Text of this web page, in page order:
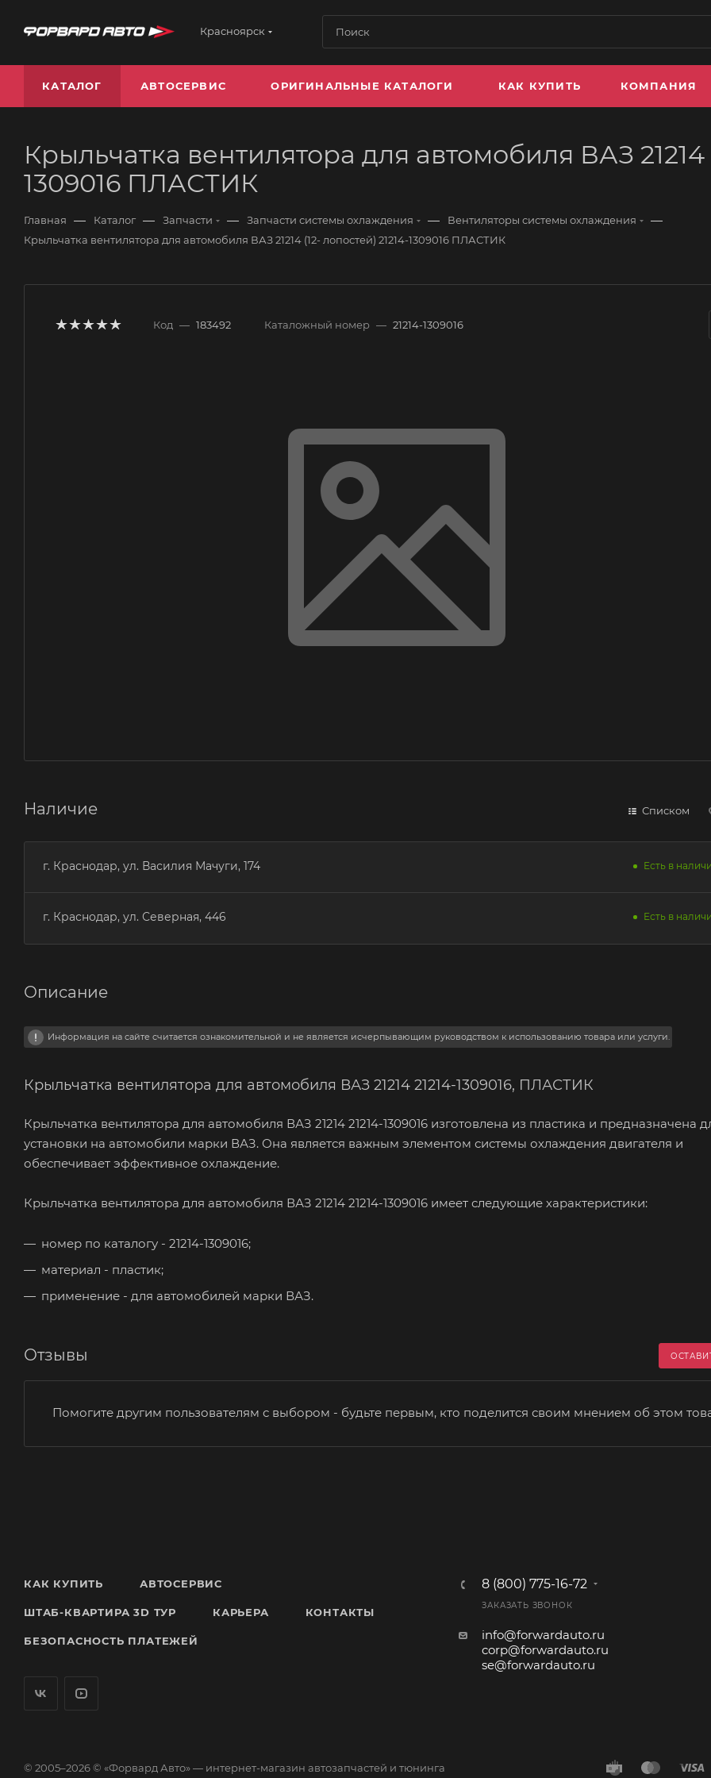
Красноярск
КАТАЛОГ АВТОСЕРВИС ОРИГИНАЛЬНЫЕ КАТАЛОГИ КАК КУПИТЬ КОМПАНИЯ
Крыльчатка вентилятора для автомобиля ВАЗ 21214
1309016 ПЛАСТИК
Главная — Каталог — Запчасти — Запчасти системы охлаждения — Вентиляторы системы охлаждения —
Крыльчатка вентилятора для автомобиля ВАЗ 21214 (12- лопостей) 21214-1309016 ПЛАСТИК
Код — 183492 Каталожный номер — 21214-1309016
Наличие Списком
г. Краснодар, ул. Василия Мачуги, 174 Есть в
г. Краснодар, ул. Северная, 446 Есть в
Описание
Информация на сайте считается ознакомительной и не является исчерпывающим руководством к использованию товара или услуги.
Крыльчатка вентилятора для автомобиля ВАЗ 21214 21214-1309016, ПЛАСТИК
Крыльчатка вентилятора для автомобиля ВАЗ 21214 21214-1309016 изготовлена из пластика и предназначена
установки на автомобили марки ВАЗ. Она является важным элементом системы охлаждения двигателя и
обеспечивает эффективное охлаждение.
Крыльчатка вентилятора для автомобиля ВАЗ 21214 21214-1309016 имеет следующие характеристики:
номер по каталогу - 21214-1309016;
материал - пластик;
применение - для автомобилей марки ВАЗ.
Отзывы
Помогите другим пользователям с выбором - будьте первым, кто поделится своим мнением об этом
КАК КУПИТЬ АВТОСЕРВИС
ШТАБ-КВАРТИРА 3D ТУР КАРЬЕРА КОНТАКТЫ
БЕЗОПАСНОСТЬ ПЛАТЕЖЕЙ
8 (800) 775-16-72
ЗАКАЗАТЬ ЗВОНОК
info@forwardauto.ru
corp@forwardauto.ru
se@forwardauto.ru
© 2005–2026 © «Форвард Авто» — интернет-магазин автозапчастей и тюнинга